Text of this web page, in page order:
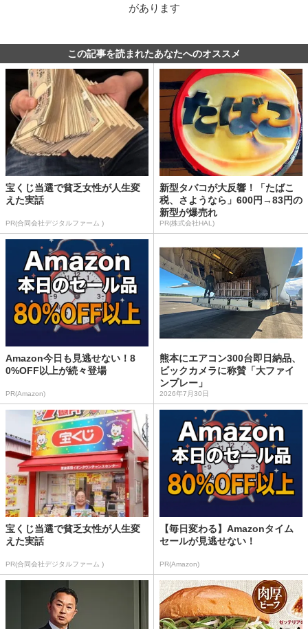
があります
この記事を読まれたあなたへのオススメ
宝くじ当選で貧乏女性が人生変
えた実話
PR(合同会社デジタルファーム )
新型タバコが大反響！「たばこ
税、さようなら」600円→83円の
新型が爆売れ
PR(株式会社HAL)
Amazon今日も見逃せない！8
0%OFF以上が続々登場
PR(Amazon)
熊本にエアコン300台即日納品、
ビックカメラに称賛「大ファイ
ンプレー」
2026年7月30日
宝くじ当選で貧乏女性が人生変
えた実話
PR(合同会社デジタルファーム )
【毎日変わる】Amazonタイム
セールが見逃せない！
PR(Amazon)